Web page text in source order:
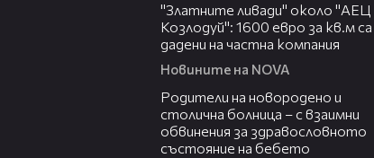
"Златните ливади" около "АЕЦ
Козлодуй": 1600 евро за кв.м са
дадени на частна компания
Новините на NOVA
Родители на новородено и
столична болница – с взаимни
обвинения за здравословното
състояние на бебето